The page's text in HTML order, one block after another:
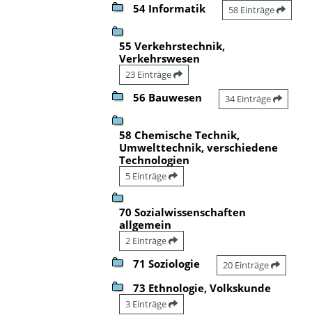
54 Informatik 58 Einträge
55 Verkehrstechnik,
Verkehrswesen
23 Einträge
56 Bauwesen 34 Einträge
58 Chemische Technik,
Umwelttechnik, verschiedene
Technologien
5 Einträge
70 Sozialwissenschaften
allgemein
2 Einträge
71 Soziologie 20 Einträge
73 Ethnologie, Volkskunde
3 Einträge